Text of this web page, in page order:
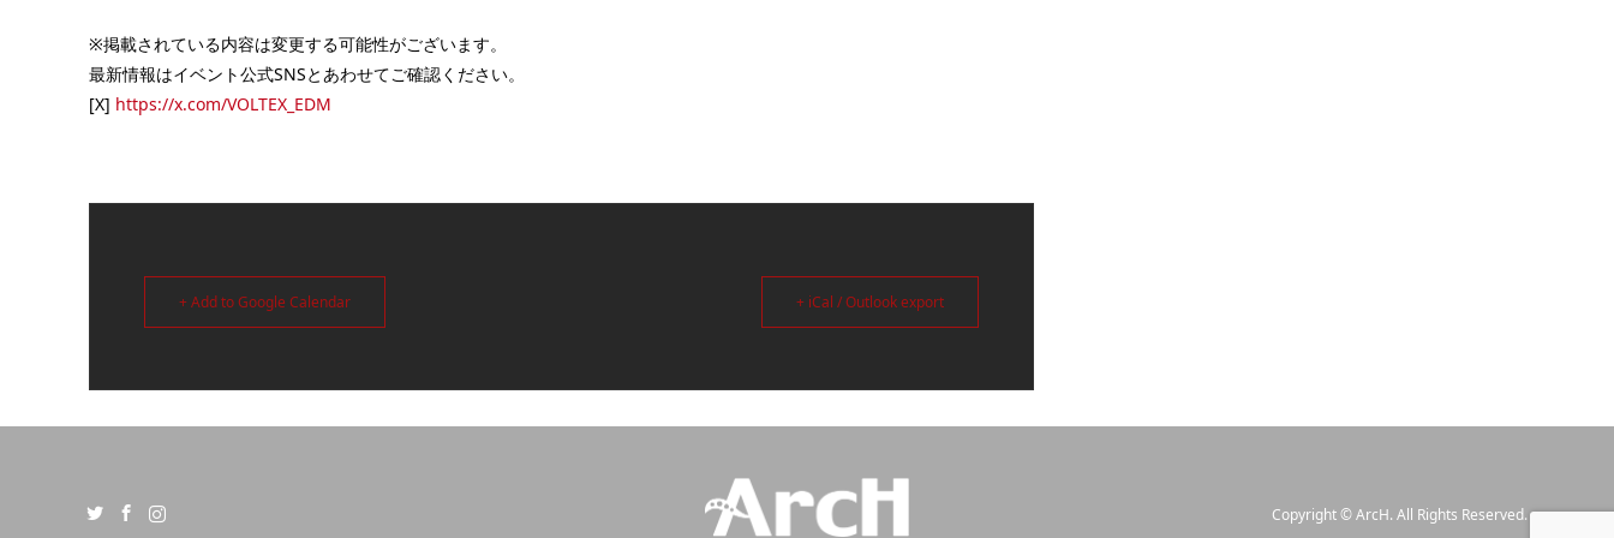
※掲載されている内容は変更する可能性がございます。
最新情報はイベント公式SNSとあわせてご確認ください。
[X] https://x.com/VOLTEX_EDM
+ Add to Google Calendar + iCal / Outlook export
Copyright©ArcH. All Rights Reserved.